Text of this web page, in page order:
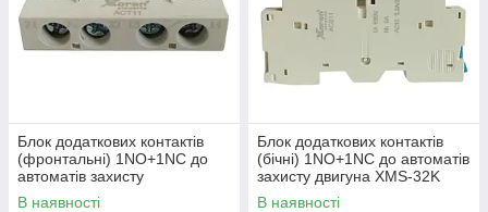
Якщо Ви працюєте з насосами, зверніть увагу на наші
реле
та контролери роботи насосів
(як для наповнення так і для
відкачування, робота з колодязями, свердловинами,
накопичувачами, захист послідовності)
Блок додаткових контактів
(фронтальні) 1NO+1NC до
автоматів захисту
двигуна XMS-32K XKoren
В наявності
Блок додаткових контактів
(бічні) 1NO+1NC до автоматів
захисту двигуна XMS-32K
XKoren
В наявності